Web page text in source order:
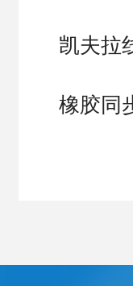
凯夫拉
橡胶同